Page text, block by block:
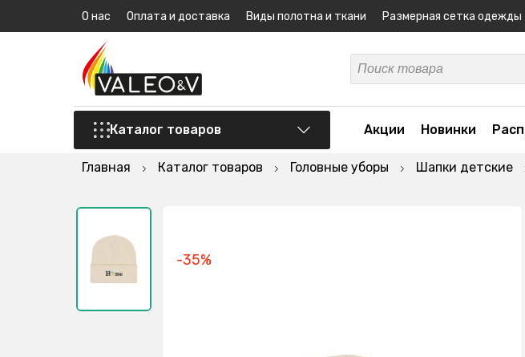
О нас Оплата и доставка Виды полотна и ткани Размерная сетка одежды
Каталог товаров Акции Новинки
Главная Каталог товаров Головные уборы Шапки детские
-35%